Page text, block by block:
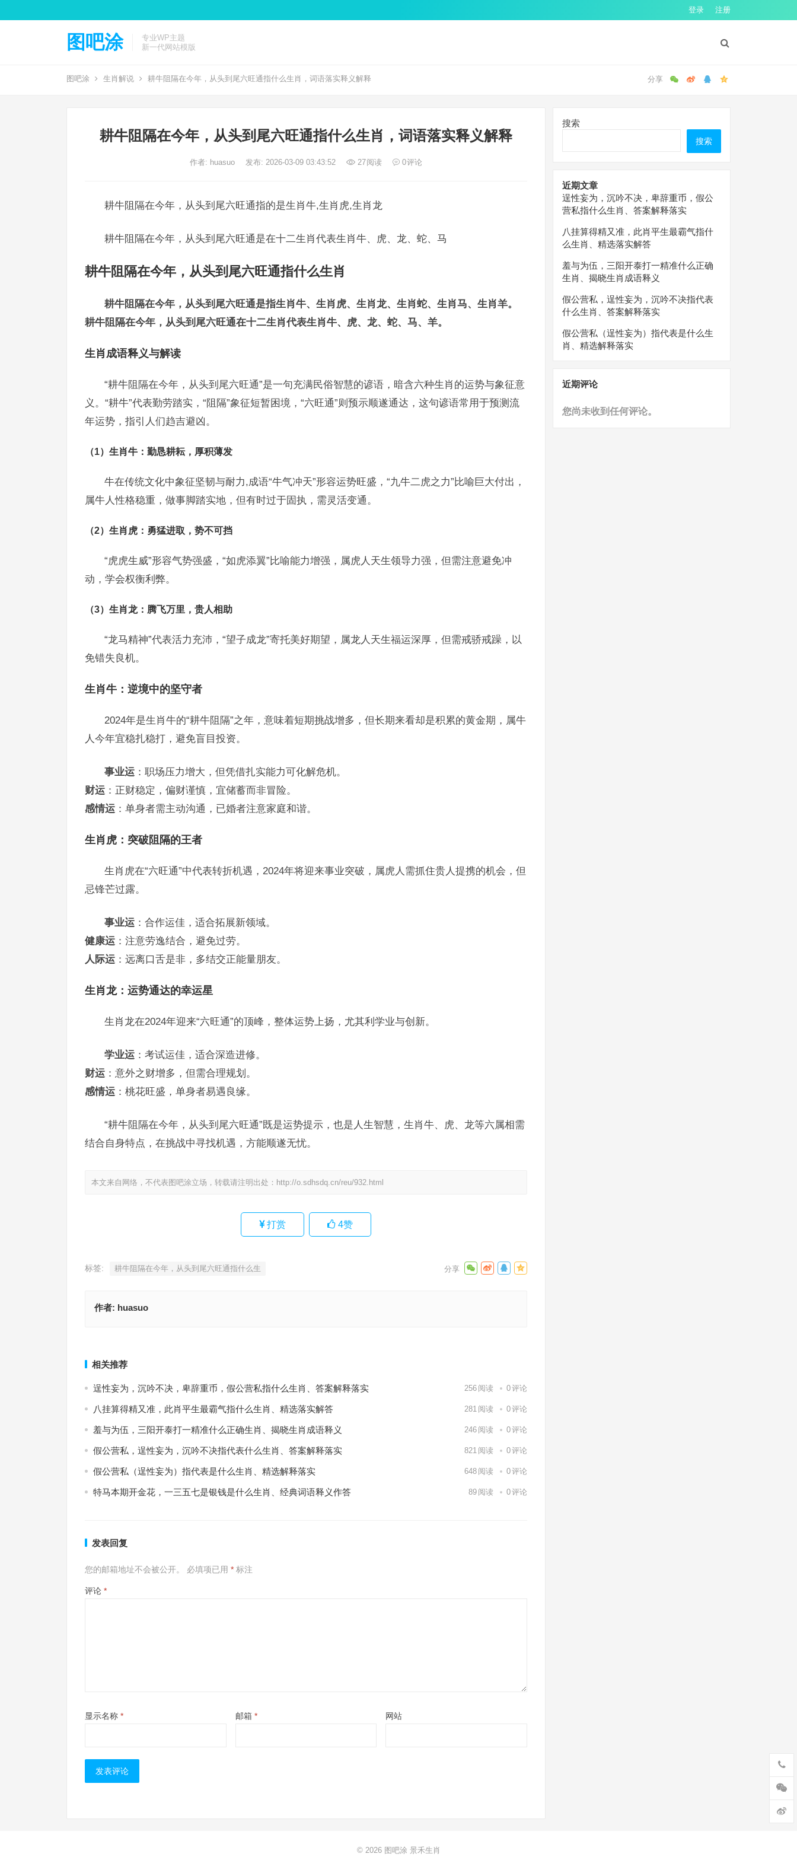
登录 注册
图吧涂
专业WP主题
新一代网站模版
图吧涂 生肖解说 耕牛阻隔在今年，从头到尾六旺通指什么生肖，词语落实释义解释
耕牛阻隔在今年，从头到尾六旺通指什么生肖，词语落实释义解释
作者: huasuo 发布: 2026-03-09 03:43:52 27阅读 0评论
耕牛阻隔在今年，从头到尾六旺通指的是生肖牛,生肖虎,生肖龙
耕牛阻隔在今年，从头到尾六旺通是在十二生肖代表生肖牛、虎、龙、蛇、马
耕牛阻隔在今年，从头到尾六旺通指什么生肖
耕牛阻隔在今年，从头到尾六旺通是指生肖牛、生肖虎、生肖龙、生肖蛇、生肖马、生肖羊。
耕牛阻隔在今年，从头到尾六旺通在十二生肖代表生肖牛、虎、龙、蛇、马、羊。
生肖成语释义与解读
“耕牛阻隔在今年，从头到尾六旺通”是一句充满民俗智慧的谚语，暗含六种生肖的运势与象征意
义。“耕牛”代表勤劳踏实，“阻隔”象征短暂困境，“六旺通”则预示顺遂通达，这句谚语常用于预测流
年运势，指引人们趋吉避凶。
（1）生肖牛：勤恳耕耘，厚积薄发
牛在传统文化中象征坚韧与耐力,成语“牛气冲天”形容运势旺盛，“九牛二虎之力”比喻巨大付出，
属牛人性格稳重，做事脚踏实地，但有时过于固执，需灵活变通。
（2）生肖虎：勇猛进取，势不可挡
“虎虎生威”形容气势强盛，“如虎添翼”比喻能力增强，属虎人天生领导力强，但需注意避免冲
动，学会权衡利弊。
（3）生肖龙：腾飞万里，贵人相助
“龙马精神”代表活力充沛，“望子成龙”寄托美好期望，属龙人天生福运深厚，但需戒骄戒躁，以
免错失良机。
生肖牛：逆境中的坚守者
2024年是生肖牛的“耕牛阻隔”之年，意味着短期挑战增多，但长期来看却是积累的黄金期，属牛
人今年宜稳扎稳打，避免盲目投资。
事业运 ：职场压力增大，但凭借扎实能力可化解危机。
财运 ：正财稳定，偏财谨慎，宜储蓄而非冒险。
感情运 ：单身者需主动沟通，已婚者注意家庭和谐。
生肖虎：突破阻隔的王者
生肖虎在“六旺通”中代表转折机遇，2024年将迎来事业突破，属虎人需抓住贵人提携的机会，但
忌锋芒过露。
事业运 ：合作运佳，适合拓展新领域。
健康运 ：注意劳逸结合，避免过劳。
人际运 ：远离口舌是非，多结交正能量朋友。
生肖龙：运势通达的幸运星
生肖龙在2024年迎来“六旺通”的顶峰，整体运势上扬，尤其利学业与创新。
学业运 ：考试运佳，适合深造进修。
财运 ：意外之财增多，但需合理规划。
感情运 ：桃花旺盛，单身者易遇良缘。
“耕牛阻隔在今年，从头到尾六旺通”既是运势提示，也是人生智慧，生肖牛、虎、龙等六属相需
结合自身特点，在挑战中寻找机遇，方能顺遂无忧。
本文来自网络，不代表图吧涂立场，转载请注明出处： http://o.sdhsdq.cn/reu/932.html
打赏 4赞
标签: 耕牛阻隔在今年，从头到尾六旺通指什么生
作者: huasuo
相关推荐
逞性妄为，沉吟不决，卑辞重币，假公营私指什么生肖、答案解释落实 256 阅读 0评论
八挂算得精又准，此肖平生最霸气指什么生肖、精选落实解答 281 阅读 0评论
羞与为伍，三阳开泰打一精准什么正确生肖、揭晓生肖成语释义 246 阅读 0评论
假公营私，逞性妄为，沉吟不决指代表什么生肖、答案解释落实 821 阅读 0评论
假公营私（逞性妄为）指代表是什么生肖、精选解释落实 648 阅读 0评论
特马本期开金花，一三五七是银钱是什么生肖、经典词语释义作答 89 阅读 0评论
发表回复
您的邮箱地址不会被公开。 必填项已用 * 标注
评论 *
显示名称 * 邮箱 * 网站
搜索
搜索
近期文章
逞性妄为，沉吟不决，卑辞重币，假公
营私指什么生肖、答案解释落实
八挂算得精又准，此肖平生最霸气指什
么生肖、精选落实解答
羞与为伍，三阳开泰打一精准什么正确
生肖、揭晓生肖成语释义
假公营私，逞性妄为，沉吟不决指代表
什么生肖、答案解释落实
假公营私（逞性妄为）指代表是什么生
肖、精选解释落实
近期评论
您尚未收到任何评论。
© 2026 图吧涂 景禾生肖